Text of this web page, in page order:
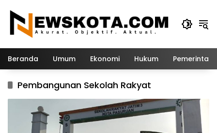
konten
Beranda Umum Ekonomi Hukum
Pembangunan Sekolah Rakyat